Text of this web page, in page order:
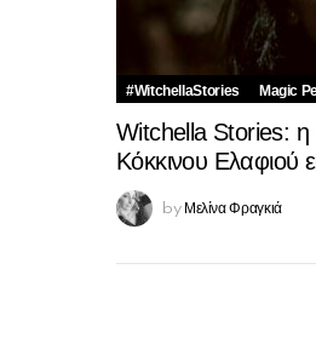
#WitchellaStories Magic
Witchella Stories: η
Κόκκινου Ελαφιού
by Μελίνα Φραγκιά